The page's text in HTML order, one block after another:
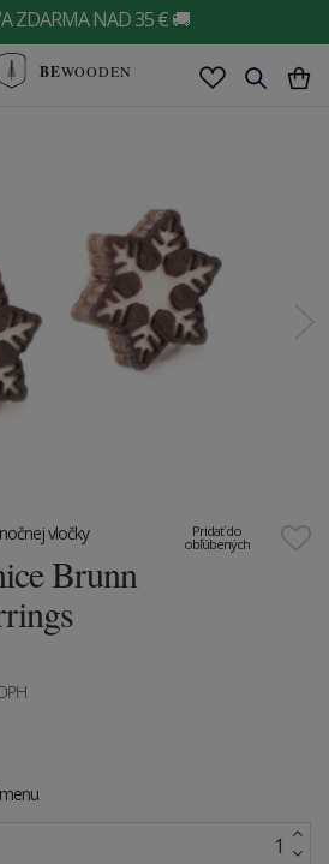
ZDARMA NAD 35 € 🚚
BEWOODEN
Pridať do
obľúbených
vločky
Brunn